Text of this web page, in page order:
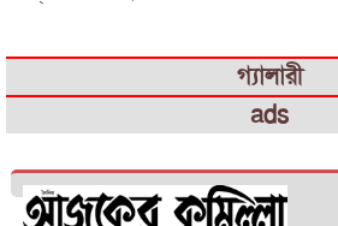
গ্যালারী
ads